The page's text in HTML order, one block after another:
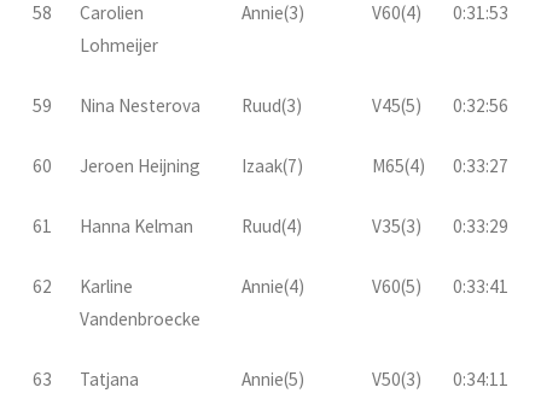
58
Carolien
Lohmeijer
Annie(3) V60(4) 0:31:53
59 Nina Nesterova Ruud(3) V45(5) 0:32:56
60 Jeroen Heijning Izaak(7) M65(4) 0:33:27
61 Hanna Kelman Ruud(4) V35(3) 0:33:29
62
Karline
Vandenbroecke
Annie(4) V60(5) 0:33:41
63
Tatjana
Annie(5) V50(3) 0:34:11